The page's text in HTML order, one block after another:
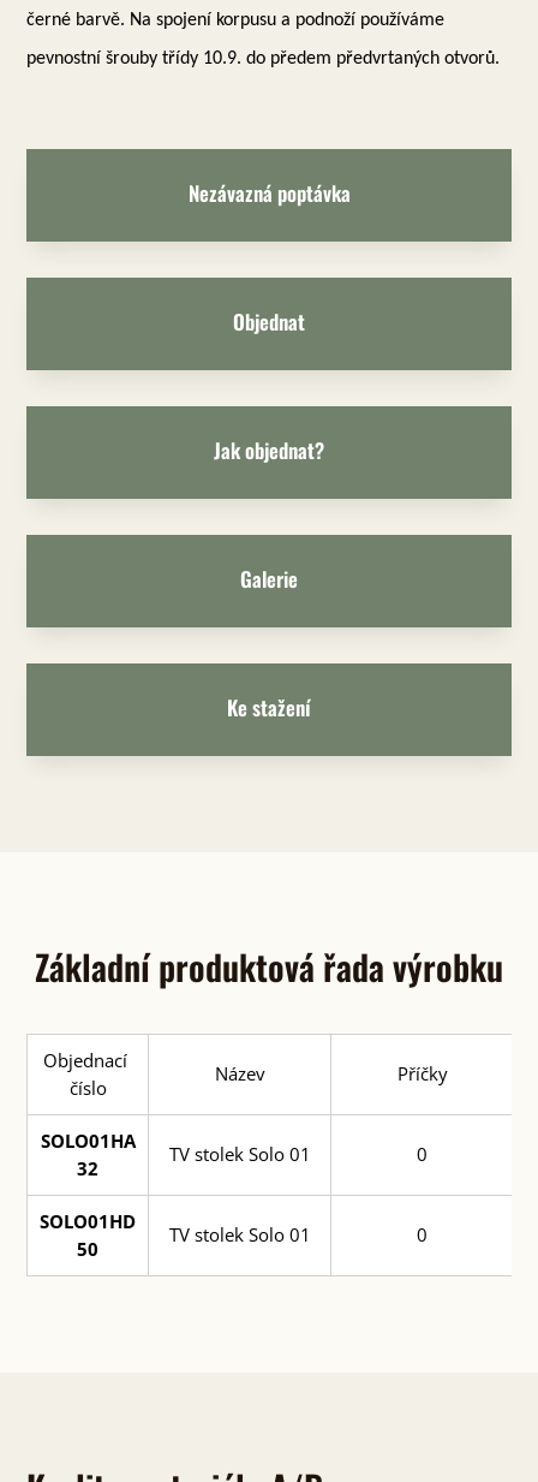
černé barvě. Na spojení korpusu a podnoží používáme
pevnostní šrouby třídy 10.9. do předem předvrtaných otvorů.
Nezávazná poptávka
Objednat
Jak objednat?
Galerie
Ke stažení
Základní produktová řada výrobku
Objednací
číslo
Název Příčky
SOLO01HA
32
TV stolek Solo 01 0
SOLO01HD
50
TV stolek Solo 01 0